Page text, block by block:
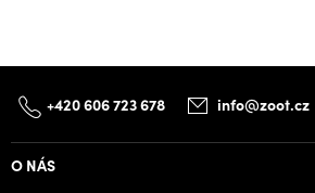
+420 606 723 678 info@zoot.cz
O NÁS